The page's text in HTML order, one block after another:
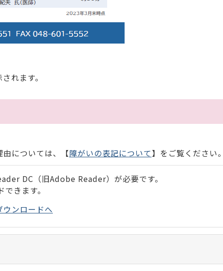
れます。
については、【障がいの表記について】をご覧ください。
DC（旧Adobe Reader）が必要です。
きます。
ンロードへ